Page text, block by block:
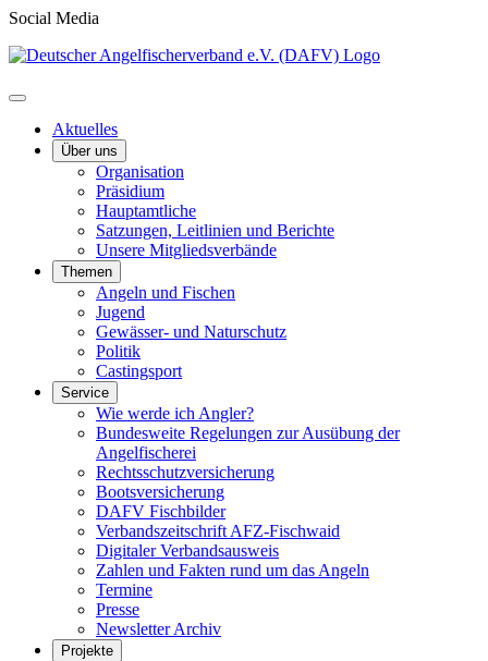
Social Media
Aktuelles
Über uns
Organisation
Präsidium
Hauptamtliche
Satzungen, Leitlinien und Berichte
Unsere Mitgliedsverbände
Themen
Angeln und Fischen
Jugend
Gewässer- und Naturschutz
Politik
Castingsport
Service
Wie werde ich Angler?
Bundesweite Regelungen zur Ausübung der
Angelfischerei
Rechtsschutzversicherung
Bootsversicherung
DAFV Fischbilder
Verbandszeitschrift AFZ-Fischwaid
Digitaler Verbandsausweis
Zahlen und Fakten rund um das Angeln
Termine
Presse
Newsletter Archiv
Projekte